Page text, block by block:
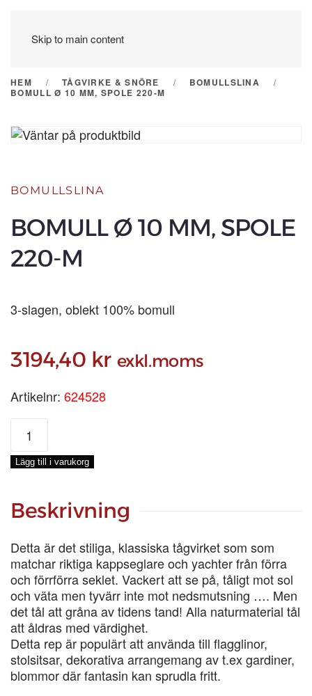
Skip to main content
HEM TÅGVIRKE & SNÖRE
BOMULLSLINA
BOMULL Ø 10 MM, SPOLE 220-M
BOMULLSLINA
BOMULL Ø 10 MM, SPOLE
220-M
3-slagen, oblekt 100% bomull
3194,40 kr exkl.moms
Artikelnr: 624528
BOMULL
10
MM,
220-
M
Lägg till i varukorg
Beskrivning
Detta är det stiliga, klassiska tågvirket som som
matchar riktiga kappseglare och yachter från förra
och förrförra seklet. Vackert att se på, tåligt mot sol
och väta men tyvärr inte mot nedsmutsning …. Men
det tål att gråna av tidens tand! Alla naturmaterial tål
att åldras med värdighet.
Detta rep är populärt att använda till flagglinor,
stolsitsar, dekorativa arrangemang av t.ex gardiner,
blommor där fantasin kan sprudla fritt.